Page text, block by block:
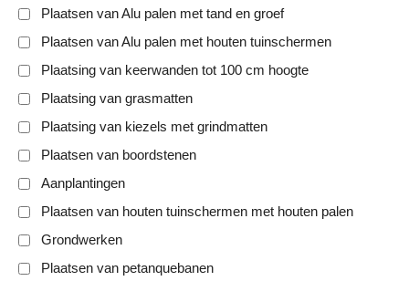
Plaatsen van Alu palen met tand en groef
Plaatsen van Alu palen met houten tuinschermen
Plaatsing van keerwanden tot 100 cm hoogte
Plaatsing van grasmatten
Plaatsing van kiezels met grindmatten
Plaatsen van boordstenen
Aanplantingen
Plaatsen van houten tuinschermen met houten palen
Grondwerken
Plaatsen van petanquebanen